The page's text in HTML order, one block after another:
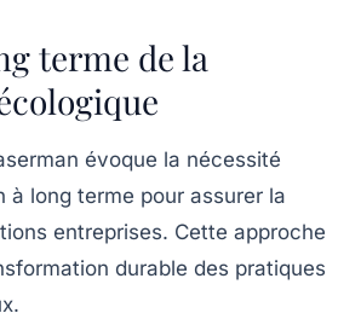
terme de la
évoque la nécessité
à long terme pour assurer la
entreprises. Cette approche
durable des pratiques